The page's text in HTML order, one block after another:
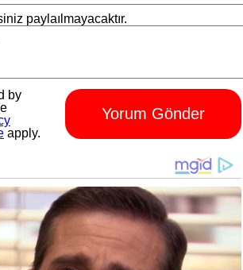
paylaılmayacaktır.
Yorum Gönder
by
apply.